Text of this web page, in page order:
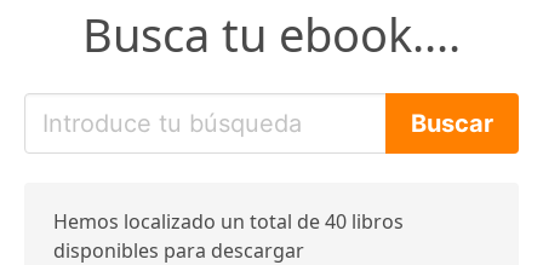
Busca tu ebook....
Hemos localizado un total de 40 libros
disponibles para descargar